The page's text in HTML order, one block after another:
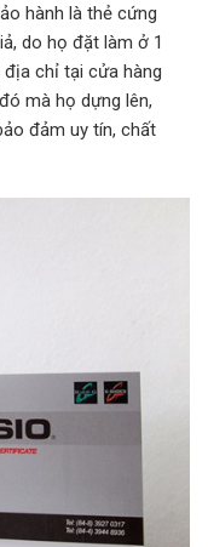
hành là thẻ cứng
do họ đặt làm ở 1
chỉ tại cửa hàng
mà họ dựng lên,
đảm uy tín, chất